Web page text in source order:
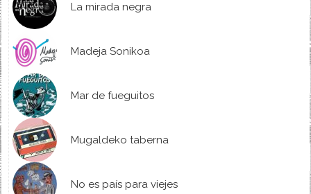
La mirada negra
Madeja Sonikoa
Mar de fueguitos
Mugaldeko taberna
No es país para viejes